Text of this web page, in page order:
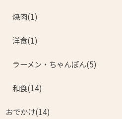
焼肉(1)
洋食(1)
ラーメン・ちゃんぽん(5)
和食(14)
おでかけ(14)